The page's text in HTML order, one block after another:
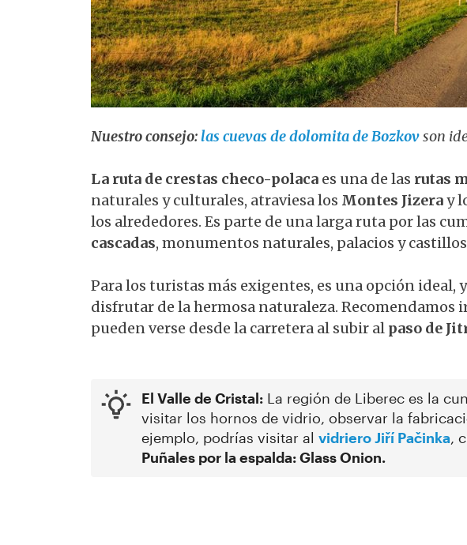
Nuestro consejo:las cuevas de dolomita de Bozkovson
La ruta de crestas checo-polaca es una de las rutas
naturales y culturales, atraviesa los Montes Jizeray
los alrededores. Es parte de una larga ruta por las
cascadas, monumentos naturales, palacios y
Para los turistas más exigentes, es una opción
disfrutar de la hermosa naturaleza. Recomendamos
pueden verse desde la carretera al subir al paso de
El Valle de Cristal: La región de Liberec es la
visitar los hornos de vidrio, observar la
ejemplo, podrías visitar al vidriero Jiří Pačinka,
Puñales por la espalda: Glass Onion.